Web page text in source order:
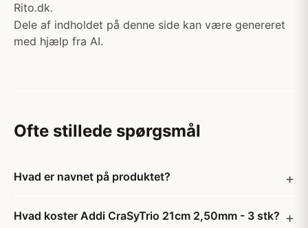
Rito.dk.
Dele af indholdet på denne side kan være genereret
med hjælp fra AI.
Ofte stillede spørgsmål
Hvad er navnet på produktet?
Hvad koster Addi CraSyTrio 21cm 2,50mm - 3 stk?